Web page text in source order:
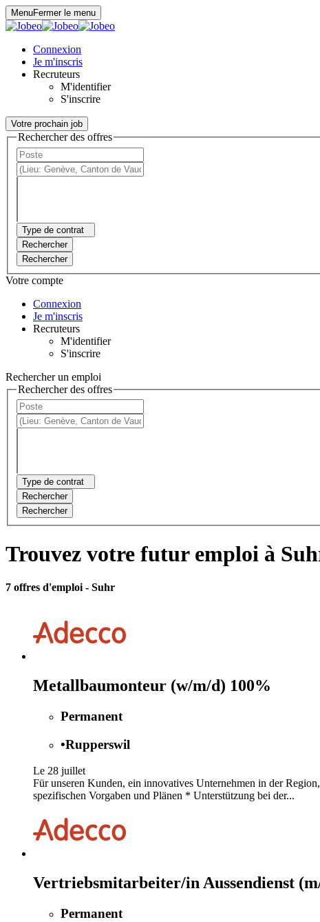
MenuFermer le menu
Connexion
Je m'inscris
Recruteurs
M'identifier
S'inscrire
Votre prochain job
Rechercher des offres
Type de contrat
Rechercher
Rechercher
Votre compte
Connexion
Je m'inscris
Recruteurs
M'identifier
S'inscrire
Rechercher un emploi
Rechercher des offres
Type de contrat
Rechercher
Rechercher
Trouvez votre futur emploi à
7 offres d'emploi - Suhr
Metallbaumonteur (w/m/d) 100%
Permanent
•Rupperswil
Le 28 juillet
Für unseren Kunden, ein innovatives Unternehmen in der
spezifischen Vorgaben und Plänen * Unterstützung bei der...
Vertriebsmitarbeiter/in Aussendienst
Permanent
Panneau de gestion des cookies